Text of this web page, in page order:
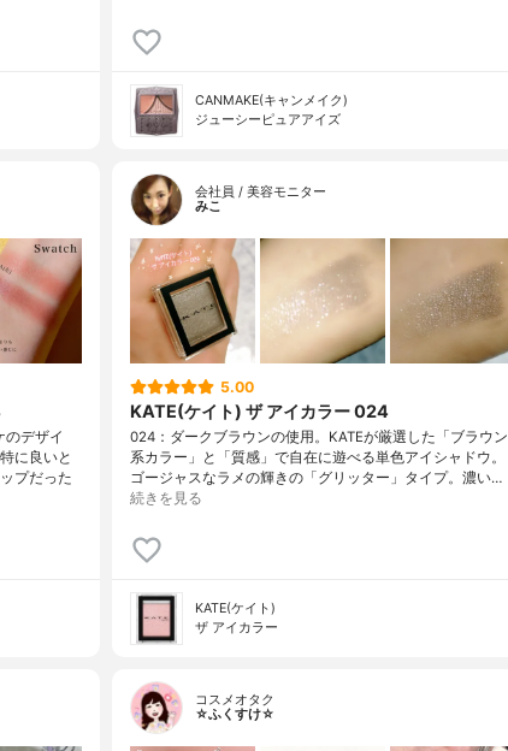
CANMAKE(キャンメイク)
ジューシーピュアアイズ
のデザイ
に良いと
プだった
会社員 / 美容モニター
みこ
5.00
KATE(ケイト) ザ アイカラー 024
024：ダークブラウンの使用。KATEが厳選した「ブラウン
系カラー」と「質感」で自在に遊べる単色アイシャドウ。
ゴージャスなラメの輝きの「グリッター」タイプ。濃い…
続きを見る
KATE(ケイト)
ザ アイカラー
コスメオタク
☆ふくすけ☆